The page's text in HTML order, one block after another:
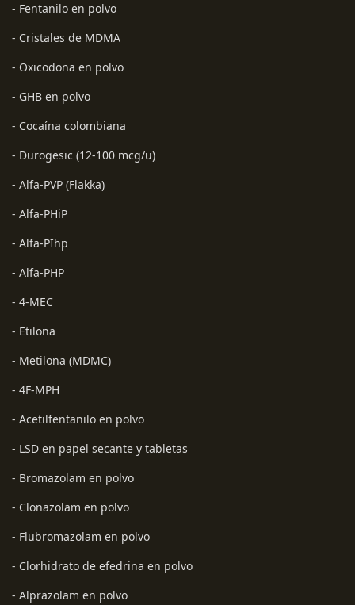
- Fentanilo en polvo
- Cristales de MDMA
- Oxicodona en polvo
- GHB en polvo
- Cocaína colombiana
- Durogesic (12-100 mcg/u)
- Alfa-PVP (Flakka)
- Alfa-PHiP
- Alfa-PIhp
- Alfa-PHP
- 4-MEC
- Etilona
- Metilona (MDMC)
- 4F-MPH
- Acetilfentanilo en polvo
- LSD en papel secante y tabletas
- Bromazolam en polvo
- Clonazolam en polvo
- Flubromazolam en polvo
- Clorhidrato de efedrina en polvo
- Alprazolam en polvo